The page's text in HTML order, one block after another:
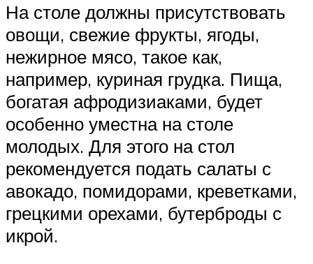
На столе должны присутствовать
овощи, свежие фрукты, ягоды,
нежирное мясо, такое как,
например, куриная грудка. Пища,
богатая афродизиаками, будет
особенно уместна на столе
молодых. Для этого на стол
рекомендуется подать салаты с
авокадо, помидорами, креветками,
грецкими орехами, бутерброды с
икрой.